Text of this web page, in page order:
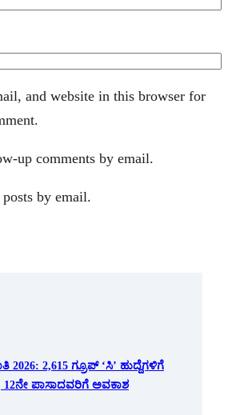
and website in this browser for
up comments by email.
by email.
2026: 2,615 ಗ್ರೂಪ್ ‘ಸಿ’ ಹುದ್ದೆಗಳಿಗೆ
12ನೇ ಪಾಸಾದವರಿಗೆ ಅವಕಾಶ